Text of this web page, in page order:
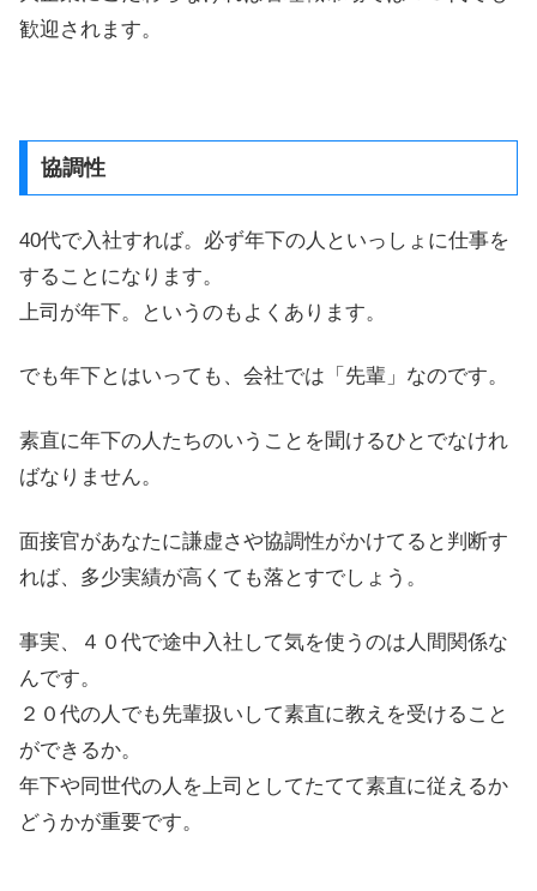
歓迎されます。
協調性
40代で入社すれば。必ず年下の人といっしょに仕事を
することになります。
上司が年下。というのもよくあります。
でも年下とはいっても、会社では「先輩」なのです。
素直に年下の人たちのいうことを聞けるひとでなけれ
ばなりません。
面接官があなたに謙虚さや協調性がかけてると判断す
れば、多少実績が高くても落とすでしょう。
事実、４０代で途中入社して気を使うのは人間関係な
んです。
２０代の人でも先輩扱いして素直に教えを受けること
ができるか。
年下や同世代の人を上司としてたてて素直に従えるか
どうかが重要です。